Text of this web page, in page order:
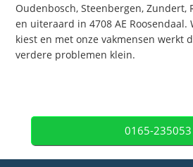
Oudenbosch, Steenbergen, Zundert,
en uiteraard in 4708 AE Roosendaal.
kiest en met onze vakmensen werkt
verdere problemen klein.
0165-235053